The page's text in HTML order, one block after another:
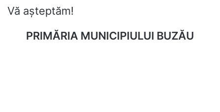
Vă așteptăm!
PRIMĂRIA MUNICIPIULUI BUZĂU